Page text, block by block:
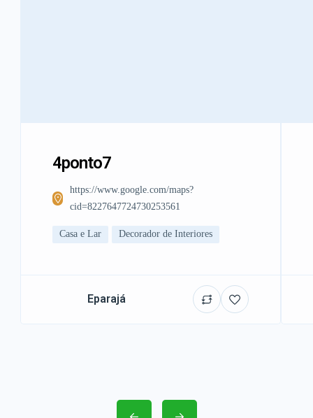
4ponto7
https://www.google.com/maps?
cid=8227647724730253561
Casa e Lar Decorador de Interiores
Eparajá